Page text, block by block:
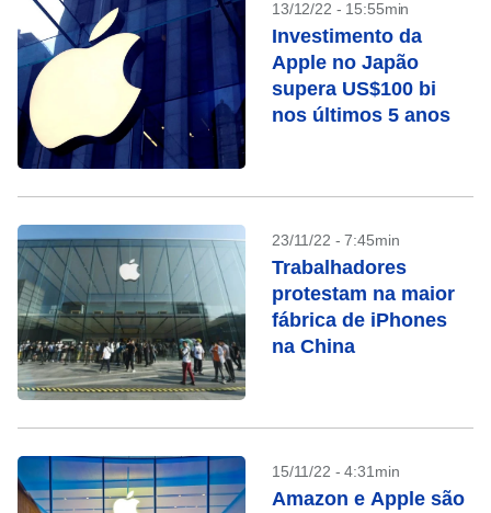
13/12/22 - 15:55min
Investimento da
Apple no Japão
supera US$100 bi
nos últimos 5 anos
23/11/22 - 7:45min
Trabalhadores
protestam na maior
fábrica de iPhones
na China
15/11/22 - 4:31min
Amazon e Apple são